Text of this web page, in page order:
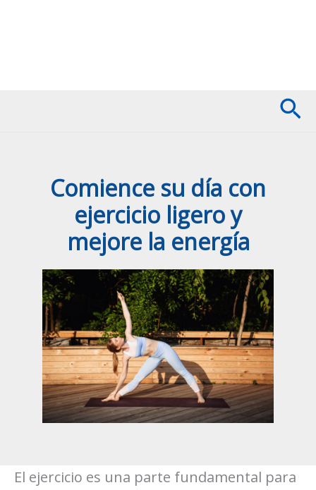
Comience su día con
ejercicio ligero y
mejore la energía
El ejercicio es una parte fundamental para